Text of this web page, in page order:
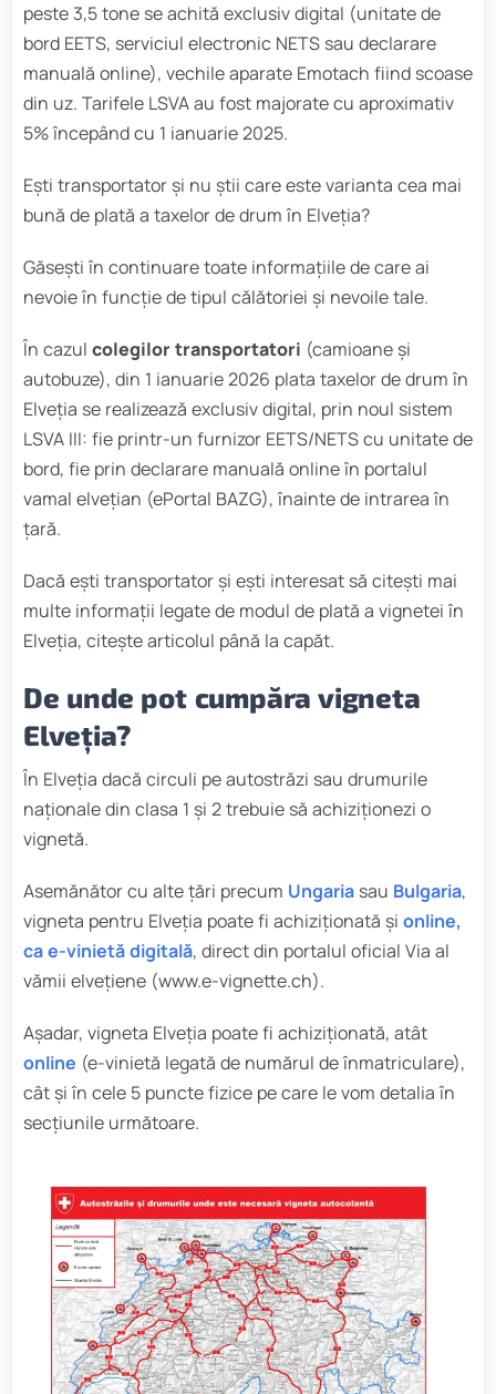
peste 3,5 tone se achită exclusiv digital (unitate de
bord EETS, serviciul electronic NETS sau declarare
manuală online), vechile aparate Emotach fiind scoase
din uz. Tarifele LSVA au fost majorate cu aproximativ
5% începând cu 1 ianuarie 2025.
Ești transportator și nu știi care este varianta cea mai
bună de plată a taxelor de drum în Elveția?
Găsești în continuare toate informațiile de care ai
nevoie în funcție de tipul călătoriei și nevoile tale.
În cazul colegilor transportatori (camioane și
autobuze), din 1 ianuarie 2026 plata taxelor de drum în
Elveția se realizează exclusiv digital, prin noul sistem
LSVA III: fie printr-un furnizor EETS/NETS cu unitate de
bord, fie prin declarare manuală online în portalul
vamal elvețian (ePortal BAZG), înainte de intrarea în
țară.
Dacă ești transportator și ești interesat să citești mai
multe informații legate de modul de plată a vignetei în
Elveția, citește articolul până la capăt.
De unde pot cumpăra vigneta
Elveția?
În Elveția dacă circuli pe autostrăzi sau drumurile
naționale din clasa 1 și 2 trebuie să achiziționezi o
vignetă.
Asemănător cu alte țări precum Ungaria sau Bulgaria,
vigneta pentru Elveția poate fi achiziționată și online,
ca e-vinietă digitală, direct din portalul oficial Via al
vămii elvețiene (www.e-vignette.ch).
Așadar, vigneta Elveția poate fi achiziționată, atât
online (e-vinietă legată de numărul de înmatriculare),
cât și în cele 5 puncte fizice pe care le vom detalia în
secțiunile următoare.